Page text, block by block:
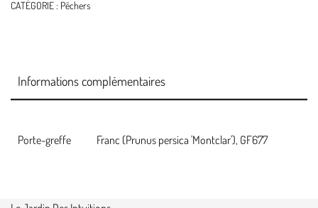
CATÉGORIE : Pêchers
Informations complémentaires
Porte-greffe Franc (Prunus persica 'Montclar'), GF677